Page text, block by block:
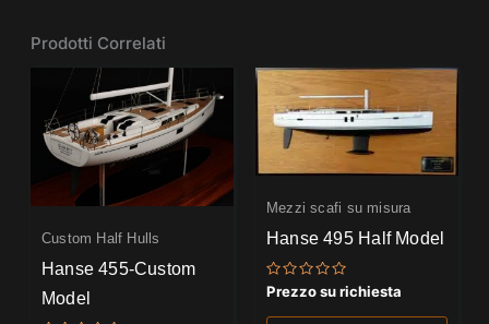
Prodotti Correlati
Custom Half Hulls
Hanse 455-Custom
Model
Mezzi scafi su misura
Hanse 495 Half Model
Valutato
0
su
Prezzo su richiesta